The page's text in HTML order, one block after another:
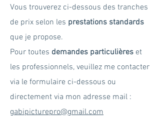
Vous trouverez ci-dessous des tranches
de prix selon les prestations standards
que je propose.
Pour toutes demandes particulières et
les professionnels, veuillez me contacter
via le formulaire ci-dessous ou
directement via mon adresse mail :
gabipicturepro@gmail.com